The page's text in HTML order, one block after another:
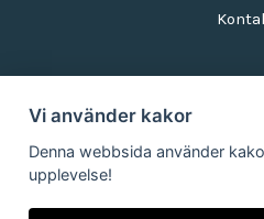
Vi använder kakor
Denna webbsida använder
upplevelse!